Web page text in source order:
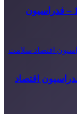
جشنواره امین‌الضرب 1402 – فدراسیون
اقتصاد